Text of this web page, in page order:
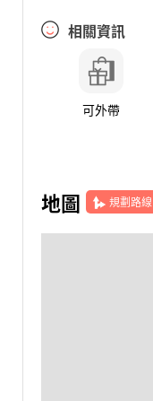
相關資訊
可外帶
地圖 規劃路線